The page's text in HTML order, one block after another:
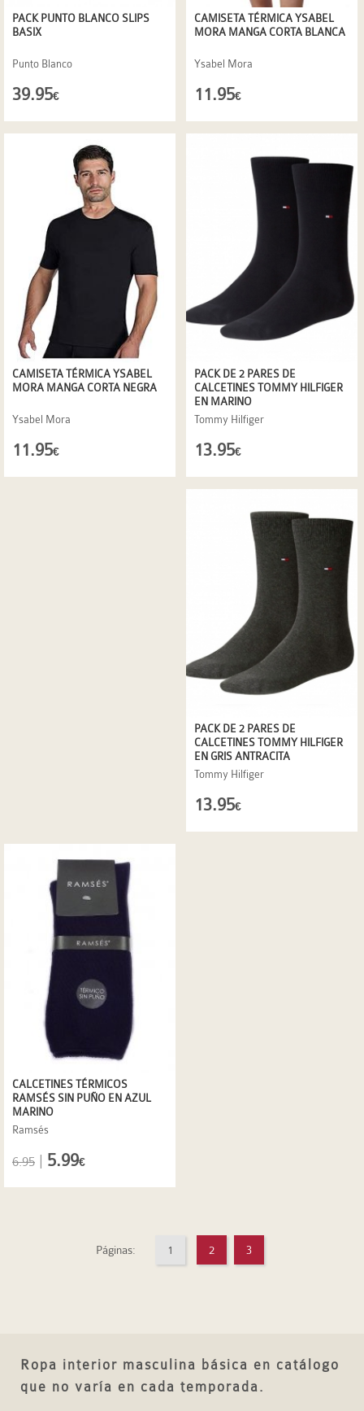
PACK PUNTO BLANCO SLIPS
BASIX
Punto Blanco
39.95€
CAMISETA TÉRMICA YSABEL
MORA MANGA CORTA BLANCA
Ysabel Mora
11.95€
CAMISETA TÉRMICA YSABEL
MORA MANGA CORTA NEGRA
Ysabel Mora
11.95€
PACK DE 2 PARES DE
CALCETINES TOMMY HILFIGER
EN MARINO
Tommy Hilfiger
13.95€
PACK DE 2 PARES DE
CALCETINES TOMMY HILFIGER
EN GRIS ANTRACITA
Tommy Hilfiger
13.95€
CALCETINES TÉRMICOS
RAMSÉS SIN PUÑO EN AZUL
MARINO
Ramsés
6.95 5.99€
Páginas: 1 2 3
Ropa interior masculina básica en catálogo
que no varía en cada temporada.